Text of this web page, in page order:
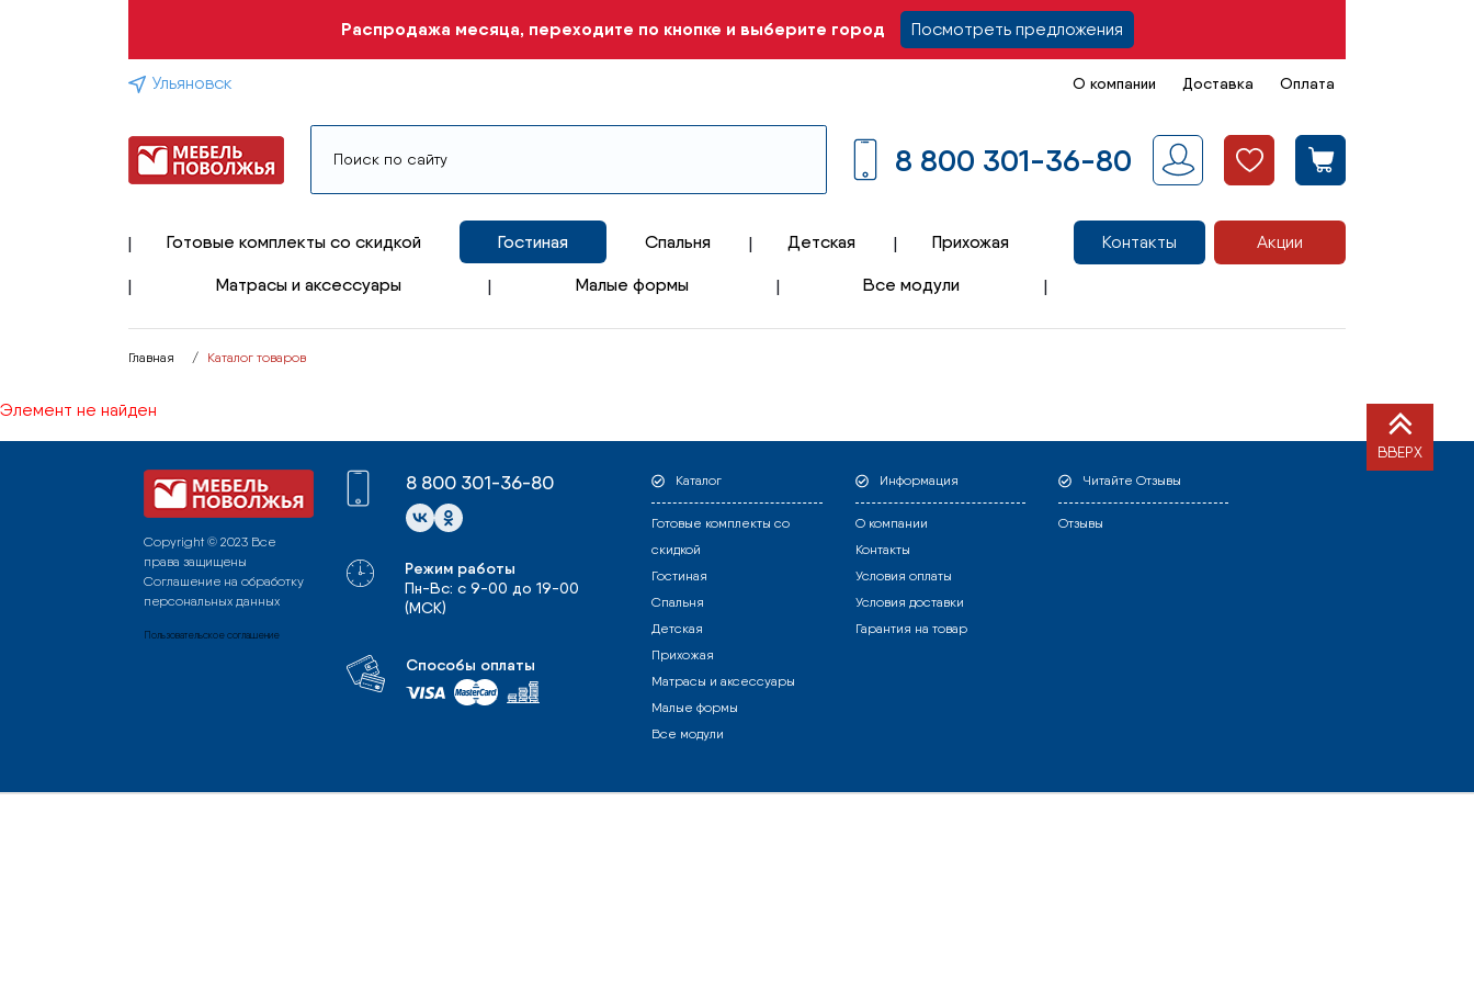
Распродажа месяца, переходите по кнопке и выберите город Посмотреть предложения
Ульяновск О компании Доставка Оплата
8 800 301-36-80
Готовые комплекты со скидкой Гостиная Спальня Детская Прихожая
Матрасы и аксессуары Малые формы Все модули
Контакты Акции
Главная Каталог товаров
Элемент не найден
Copyright © 2023 Все
права защищены
Соглашение на обработку
персональных данных
Пользовательское соглашение
8 800 301-36-80
Режим работы
Пн-Вс: с 9-00 до 19-00
(МСК)
Способы оплаты
Каталог
Готовые комплекты со
скидкой
Гостиная
Спальня
Детская
Прихожая
Матрасы и аксессуары
Малые формы
Все модули
Информация
О компании
Контакты
Условия оплаты
Условия доставки
Гарантия на товар
Читайте Отзывы
Отзывы
ВВЕРХ